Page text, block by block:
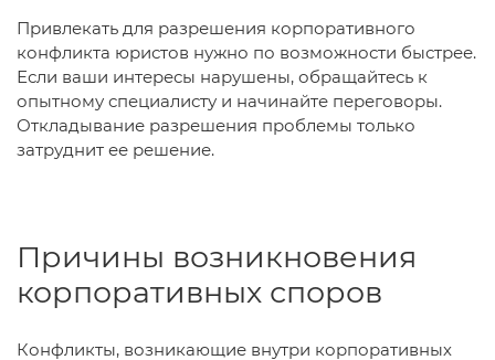
Привлекать для разрешения корпоративного
конфликта юристов нужно по возможности быстрее.
Если ваши интересы нарушены, обращайтесь к
опытному специалисту и начинайте переговоры.
Откладывание разрешения проблемы только
затруднит ее решение.
Причины возникновения
корпоративных споров
Конфликты, возникающие внутри корпоративных